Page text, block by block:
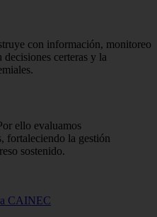
con información, monitoreo
certeras y la
ello evaluamos
fortaleciendo la gestión
sostenido.
CAINEC